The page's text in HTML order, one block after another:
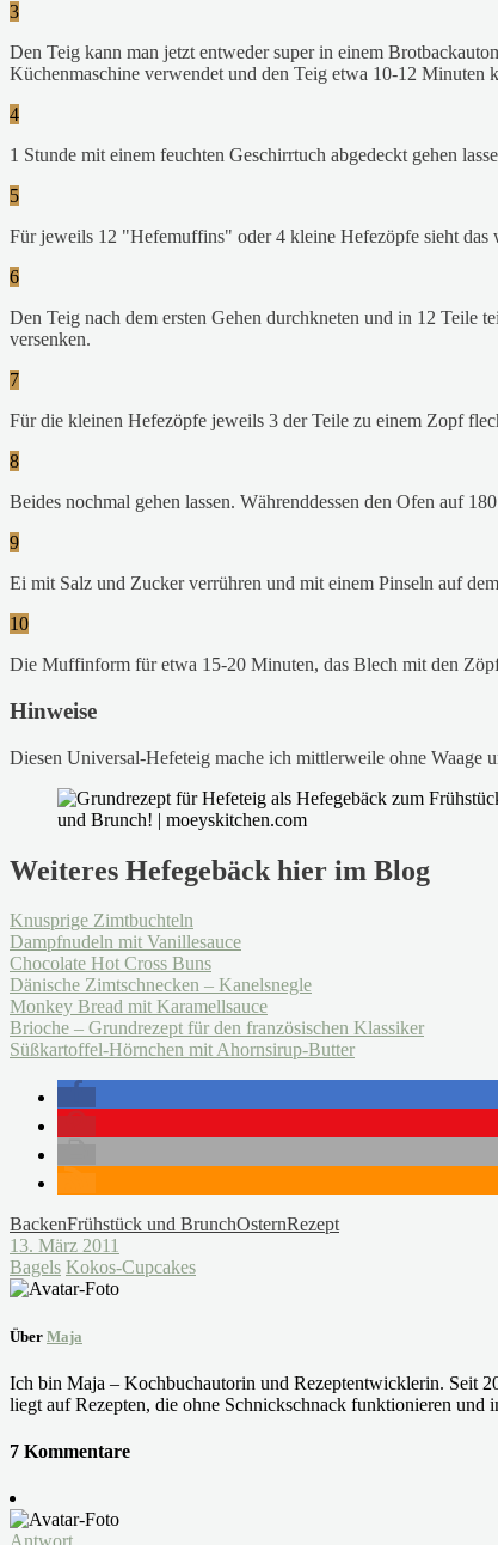
3
Den Teig kann man jetzt entweder super in einem
Küchenmaschine verwendet und den Teig etwa 10-12 Minuten
4
1 Stunde mit einem feuchten Geschirrtuch abgedeckt gehen
5
Für jeweils 12 "Hefemuffins" oder 4 kleine Hefezöpfe sieht das
6
Den Teig nach dem ersten Gehen durchkneten und in 12 Teile
versenken.
7
Für die kleinen Hefezöpfe jeweils 3 der Teile zu einem Zopf
8
Beides nochmal gehen lassen. Währenddessen den Ofen auf
9
Ei mit Salz und Zucker verrühren und mit einem Pinseln auf
10
Die Muffinform für etwa 15-20 Minuten, das Blech mit den
Hinweise
Diesen Universal-Hefeteig mache ich mittlerweile ohne Waage
Weiteres Hefegebäck hier im Blog
Knusprige Zimtbuchteln
Dampfnudeln mit Vanillesauce
Chocolate Hot Cross Buns
Dänische Zimtschnecken – Kanelsnegle
Monkey Bread mit Karamellsauce
Brioche – Grundrezept für den französischen Klassiker
Süßkartoffel-Hörnchen mit Ahornsirup-Butter
BackenFrühstück und BrunchOsternRezept
13. März 2011
Bagels Kokos-Cupcakes
Über Maja
Ich bin Maja – Kochbuchautorin und Rezeptentwicklerin. Seit
liegt auf Rezepten, die ohne Schnickschnack funktionieren und
7 Kommentare